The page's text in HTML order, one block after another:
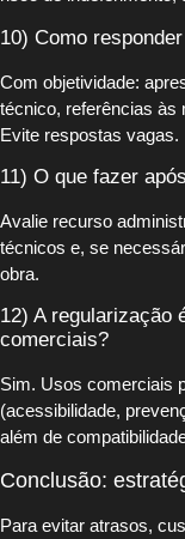
10) Como
Com objetividade:
técnico, referências às
Evite respostas vagas.
11) O que fazer
Avalie recurso
técnicos e, se
obra.
12) A regularização
comerciais?
Sim. Usos comerciais
(acessibilidade,
além de
Conclusão:
Para evitar atrasos,